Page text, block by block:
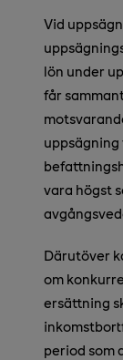
Vid
lön under
får
vara högst
Därutöver
om
ersättning
period som